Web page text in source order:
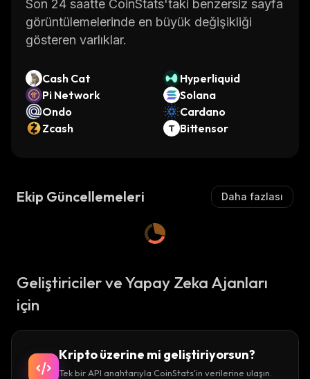
Son 24 saatte CoinStats'taki benzersiz sayfa
görüntülemelerinde en büyük değişikliği
gösteren varlıklar.
Cash Cat
Hyperliquid
Pi Network
Solana
Ondo
Cardano
Zcash
Bittensor
Ekip Güncellemeleri Daha fazlası
Geliştiriciler ve Yapay Zeka Ajanları
için
Kripto üzerine mi geliştiriyorsun?
Tek bir API anahtarıyla CoinStats'in verilerine ulaşın.